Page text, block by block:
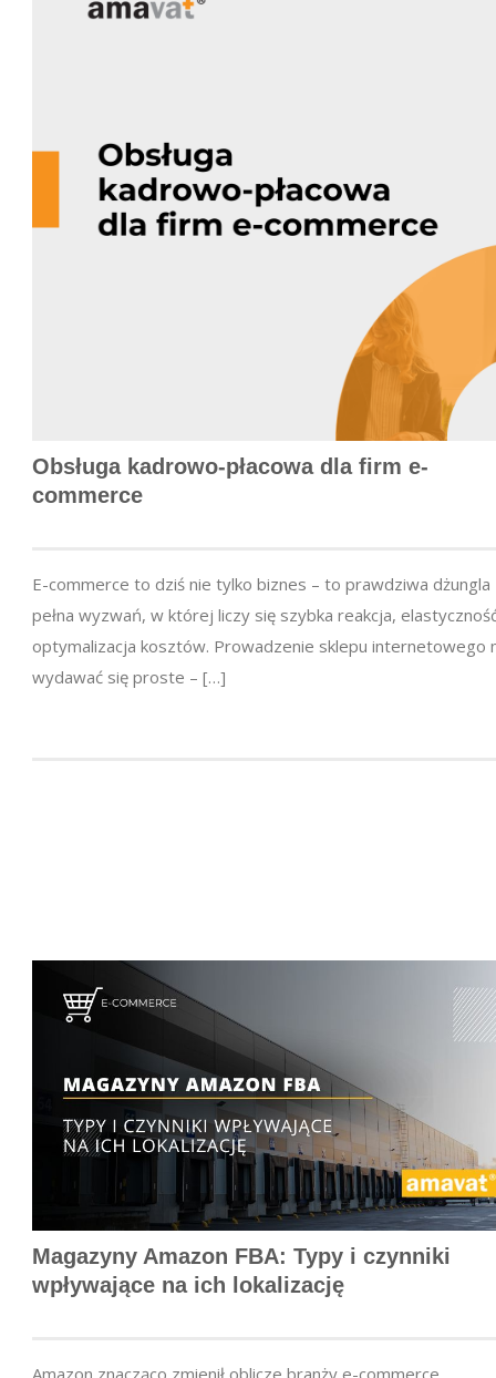
Obsługa kadrowo-płacowa dla firm e-
commerce
E-commerce to dziś nie tylko biznes – to prawdziwa dżungla
pełna wyzwań, w której liczy się szybka reakcja,
optymalizacja kosztów. Prowadzenie sklepu internetowego
wydawać się proste – […]
Magazyny Amazon FBA: Typy i czynniki
wpływające na ich lokalizację
Amazon znacząco zmienił oblicze branży e-commerce,